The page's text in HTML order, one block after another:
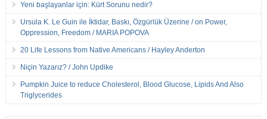
Yeni başlayanlar için: Kürt Sorunu nedir?
Ursula K. Le Guin ile İktidar, Baskı, Özgürlük Üzerine / on Power,
Oppression, Freedom / MARIA POPOVA
20 Life Lessons from Native Americans / Hayley Anderton
Niçin Yazarız? / John Updike
Pumpkin Juice to reduce Cholesterol, Blood Glucose, Lipids And Also
Triglycerides